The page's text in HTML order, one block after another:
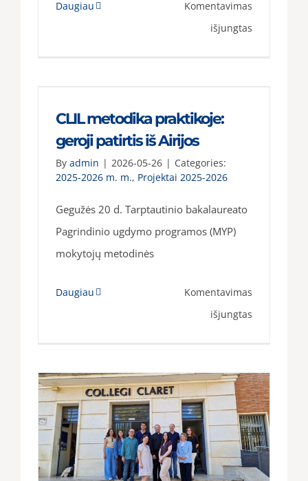
Daugiau
Komentavimas
išjungtas
CLIL metodika praktikoje:
geroji patirtis iš Airijos
By admin | 2026-05-26 | Categories:
2025-2026 m. m., Projektai 2025-2026
Gegužės 20 d. Tarptautinio bakalaureato
Pagrindinio ugdymo programos (MYP)
mokytojų metodinės
Daugiau
Komentavimas
išjungtas
praktikoje:
geroji
patirtis
iš
Airijos